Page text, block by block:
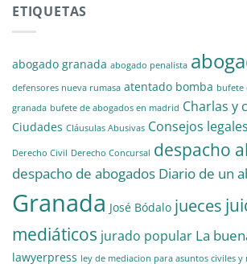
ETIQUETAS
abogado granada abogado penalista
defensores nueva rumasa atentado bomba bufete
granada bufete de abogados en madrid Charlas y
Ciudades Cláusulas Abusivas Consejos legales
Derecho Civil Derecho Concursal despacho
despacho de abogados Diario de un
Granada José Bódalo jueces
mediáticos jurado popular La
lawyerpress ley de mediacion para asuntos civiles y